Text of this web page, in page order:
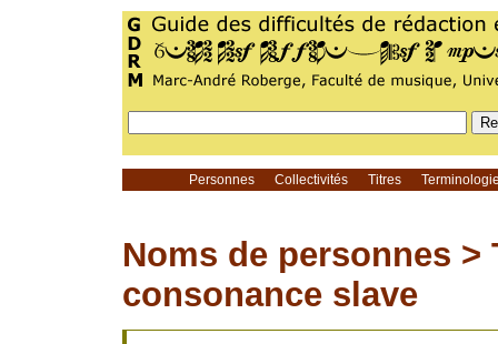
Personnes Collectivités Titres
Noms de personnes >
consonance slave